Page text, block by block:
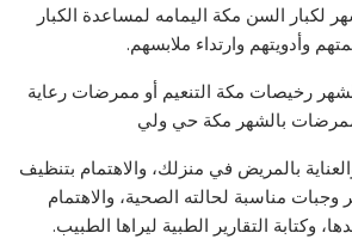
لكبار السن مكة اليمامه لمساعدة الكبار
وأدويتهم وارتداء ملابسهم.
رخيصات مكة التنعيم أو ممرضات رعاية
ممرضات بالشهر مكة حي ولي
بالمريض في منزلك، والاهتمام بتنظيف
وجبات مناسبة لحالته الصحية، والاهتمام
وكتابة التقارير الطبية ليراها الطبيب.